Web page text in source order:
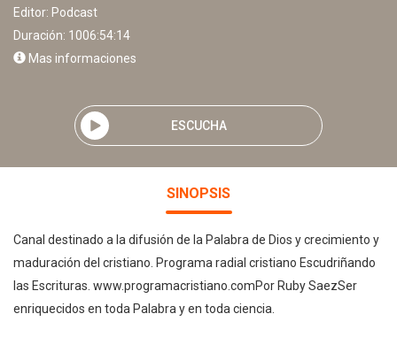
Editor: Podcast
Duración: 1006:54:14
Mas informaciones
ESCUCHA
SINOPSIS
Canal destinado a la difusión de la Palabra de Dios y crecimiento y
maduración del cristiano. Programa radial cristiano Escudriñando
las Escrituras. www.programacristiano.comPor Ruby SaezSer
enriquecidos en toda Palabra y en toda ciencia.